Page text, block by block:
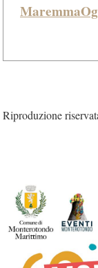
Riproduzione